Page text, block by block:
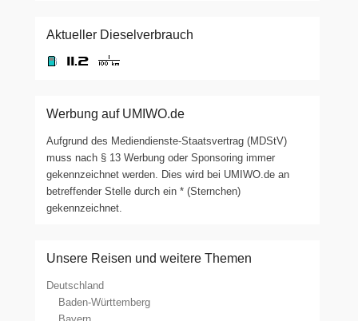
Aktueller Dieselverbrauch
Werbung auf UMIWO.de
Aufgrund des Mediendienste-Staatsvertrag (MDStV)
muss nach § 13 Werbung oder Sponsoring immer
gekennzeichnet werden. Dies wird bei UMIWO.de an
betreffender Stelle durch ein * (Sternchen)
gekennzeichnet.
Unsere Reisen und weitere Themen
Deutschland
Baden-Württemberg